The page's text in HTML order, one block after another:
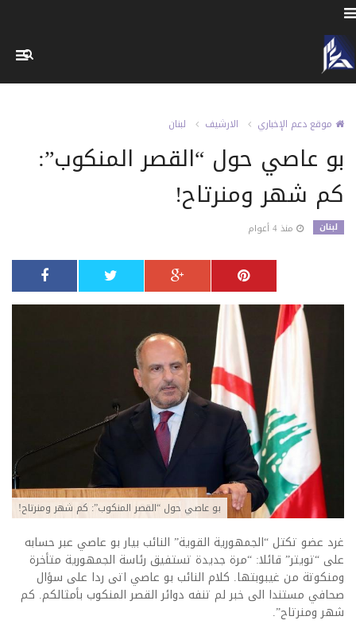
موقع دعم الإخباري الارشيف لبنان
بو عاصي حول “القصر المنكوب”:
كم شهر ومنرتاح!
لبنان منذ 4 أعوام
بو عاصي حول “القصر المنكوب”: كم شهر ومنرتاح!
غرد عضو تكتل “الجمهورية القوية” النائب بيار بو عاصي عبر حسابه
على “تويتر” قائلا: “مرة جديدة تستفيق رئاسة الجمهورية متأخرة
ومنكوتة من غيبوبتها. كلام النائب بو عاصي اتى ردا على سؤال
صحافي مستندا الى خبر لم تنفه دوائر القصر المنكوب بأمثالكم. كم
شهر ومنرتاح”.